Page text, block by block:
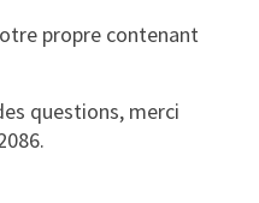
propre contenant
questions, merci